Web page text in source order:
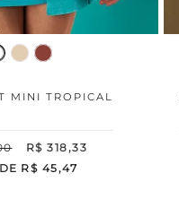
MINI TROPICAL
R$ 318,33
R$ 45,47